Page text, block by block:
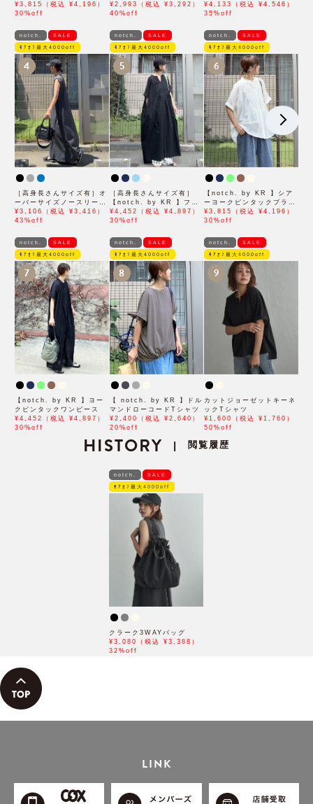
ス
¥3,815（税込 ¥4,196）
30%off
¥2,993（税込 ¥3,292）
40%off
¥4,133（税込 ¥4,546）
35%off
notch. SALE
ﾓｱｵﾌ最大4000off
4
［高身長さんサイズ有］オ
ーバーサイズノースリーブ
ワンピース
¥3,106（税込 ¥3,416）
43%off
notch. SALE
ﾓｱｵﾌ最大4000off
5
［高身長さんサイズ有］
【notch. by KR 】フロ
ント刺繍スキッパーワンピ
ース
¥4,452（税込 ¥4,897）
30%off
notch. SALE
ﾓｱｵﾌ最大4000off
6
【notch. by KR 】シア
ーヨークピンタックブラウ
ス
¥3,815（税込 ¥4,196）
30%off
notch. SALE
ﾓｱｵﾌ最大4000off
7
【notch. by KR 】ヨー
クピンタックワンピース
¥4,452（税込 ¥4,897）
30%off
notch. SALE
ﾓｱｵﾌ最大4000off
8
【 notch. by KR 】ドル
マンドローコードTシャツ
¥2,400（税込 ¥2,640）
20%off
notch. SALE
ﾓｱｵﾌ最大4000off
9
カットジョーゼットキーネ
ックTシャツ
¥1,600（税込 ¥1,760）
50%off
HISTORY | 閲覧履歴
notch. SALE
ﾓｱｵﾌ最大4000off
クラーク3WAYバッグ
¥3,080（税込 ¥3,388）
32%off
LINK